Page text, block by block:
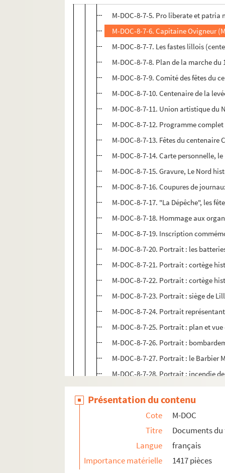
M-DOC-8-7-5. Pro liberate et patria
M-DOC-8-7-6. Capitaine Ovigneur
M-DOC-8-7-7. Les fastes lillois
M-DOC-8-7-8. Plan de la marche
M-DOC-8-7-9. Comité des fêtes du
M-DOC-8-7-10. Centenaire de la
M-DOC-8-7-11. Union artistique du
M-DOC-8-7-12. Programme
M-DOC-8-7-13. Fêtes du
M-DOC-8-7-14. Carte personnelle,
M-DOC-8-7-15. Gravure, Le Nord
M-DOC-8-7-16. Coupures de
M-DOC-8-7-17. "La Dépêche", les
M-DOC-8-7-18. Hommage aux
M-DOC-8-7-19. Inscription
M-DOC-8-7-20. Portrait : les
M-DOC-8-7-21. Portrait : cortège
M-DOC-8-7-22. Portrait : cortège
M-DOC-8-7-23. Portrait : siège de
M-DOC-8-7-24. Portrait
M-DOC-8-7-25. Portrait : plan et
M-DOC-8-7-26. Portrait :
M-DOC-8-7-27. Portrait : le Barbier
M-DOC-8-7-28. Portrait : incendie
M-DOC-8-7-28 bis. Portrait : église
M-DOC-8-7-29. Reproduction d'un
M-DOC-8-7-30. Portrait, sans
M-DOC-8-7-31. Portrait, sans
M-DOC-8-7-32. Portrait, sans
M-DOC-8-7-33. Portrait, sans
Présentation du contenu
Cote
M-DOC
Titre
Documents
Langue
français
Importance matérielle
1417 pièces